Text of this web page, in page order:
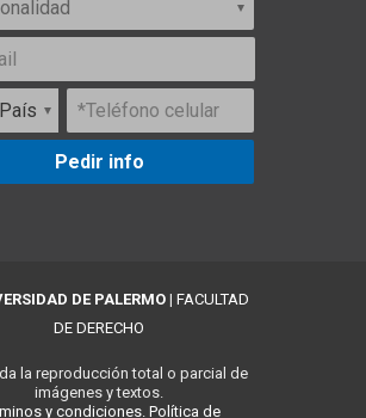
Pedir info
DE PALERMO| FACULTAD
DE DERECHO
la reproducción total o parcial de
imágenes y textos.
y condiciones. Política de